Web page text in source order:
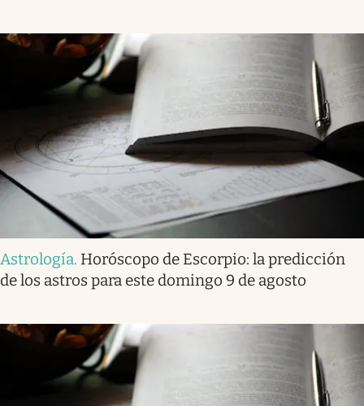
Astrología. Horóscopo de Escorpio: la predicción
de los astros para este domingo 9 de agosto